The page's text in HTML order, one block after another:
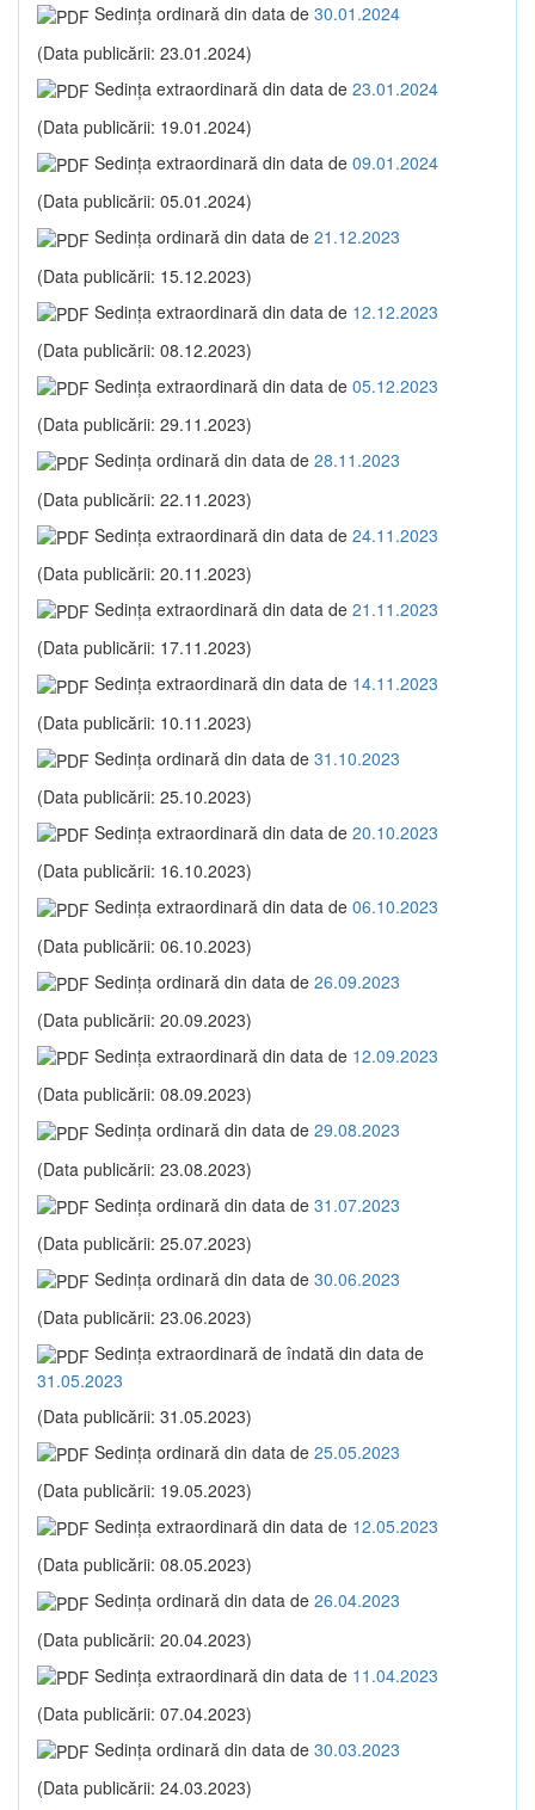
Sedinţa ordinară din data de 30.01.2024
(Data publicării: 23.01.2024)
Sedinţa extraordinară din data de 23.01.2024
(Data publicării: 19.01.2024)
Sedinţa extraordinară din data de 09.01.2024
(Data publicării: 05.01.2024)
Sedinţa ordinară din data de 21.12.2023
(Data publicării: 15.12.2023)
Sedinţa extraordinară din data de 12.12.2023
(Data publicării: 08.12.2023)
Sedinţa extraordinară din data de 05.12.2023
(Data publicării: 29.11.2023)
Sedinţa ordinară din data de 28.11.2023
(Data publicării: 22.11.2023)
Sedinţa extraordinară din data de 24.11.2023
(Data publicării: 20.11.2023)
Sedinţa extraordinară din data de 21.11.2023
(Data publicării: 17.11.2023)
Sedinţa extraordinară din data de 14.11.2023
(Data publicării: 10.11.2023)
Sedinţa ordinară din data de 31.10.2023
(Data publicării: 25.10.2023)
Sedinţa extraordinară din data de 20.10.2023
(Data publicării: 16.10.2023)
Sedinţa extraordinară din data de 06.10.2023
(Data publicării: 06.10.2023)
Sedinţa ordinară din data de 26.09.2023
(Data publicării: 20.09.2023)
Sedinţa extraordinară din data de 12.09.2023
(Data publicării: 08.09.2023)
Sedinţa ordinară din data de 29.08.2023
(Data publicării: 23.08.2023)
Sedinţa ordinară din data de 31.07.2023
(Data publicării: 25.07.2023)
Sedinţa ordinară din data de 30.06.2023
(Data publicării: 23.06.2023)
Sedinţa extraordinară de îndată din data de
31.05.2023
(Data publicării: 31.05.2023)
Sedinţa ordinară din data de 25.05.2023
(Data publicării: 19.05.2023)
Sedinţa extraordinară din data de 12.05.2023
(Data publicării: 08.05.2023)
Sedinţa ordinară din data de 26.04.2023
(Data publicării: 20.04.2023)
Sedinţa extraordinară din data de 11.04.2023
(Data publicării: 07.04.2023)
Sedinţa ordinară din data de 30.03.2023
(Data publicării: 24.03.2023)